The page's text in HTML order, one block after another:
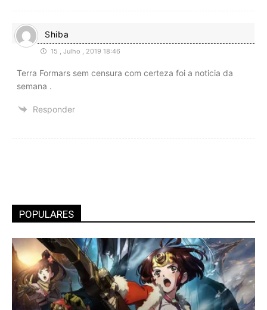
Shiba
15 , Julho , 2019 18:46
Terra Formars sem censura com certeza foi a noticia da
semana .
Responder
POPULARES